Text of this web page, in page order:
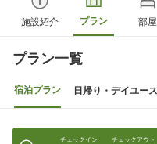
施設紹介 プラン 部屋
プラン一覧
宿泊プラン 日帰り・デイユー
チェックイン チェックアウト